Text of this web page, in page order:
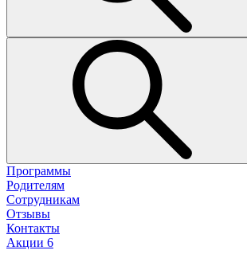
Программы
Родителям
Сотрудникам
Отзывы
Контакты
Акции 6